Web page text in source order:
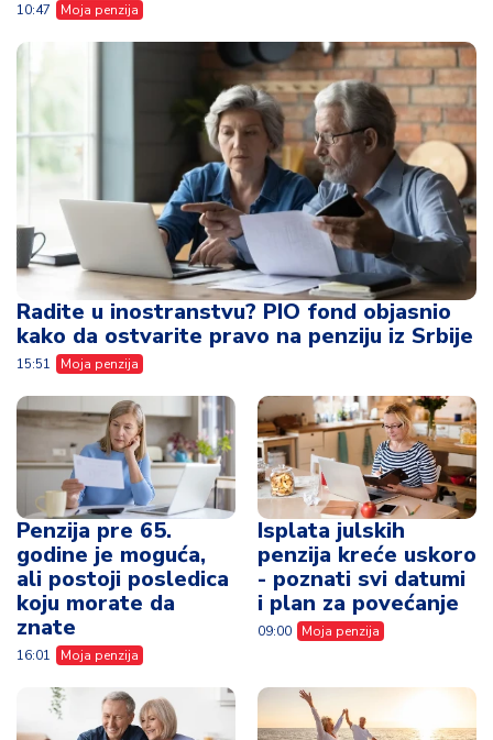
10:47 Moja penzija
Radite u inostranstvu? PIO fond objasnio
kako da ostvarite pravo na penziju iz Srbije
15:51 Moja penzija
Penzija pre 65.
godine je moguća,
ali postoji posledica
koju morate da
znate
16:01 Moja penzija
Isplata julskih
penzija kreće uskoro
- poznati svi datumi
i plan za povećanje
09:00 Moja penzija